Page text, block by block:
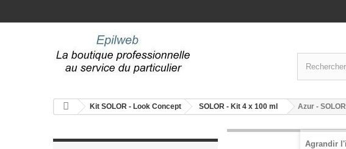
Kit SOLOR - Look Concept SOLOR - Kit 4 x 100 ml Azur -
Agrandir